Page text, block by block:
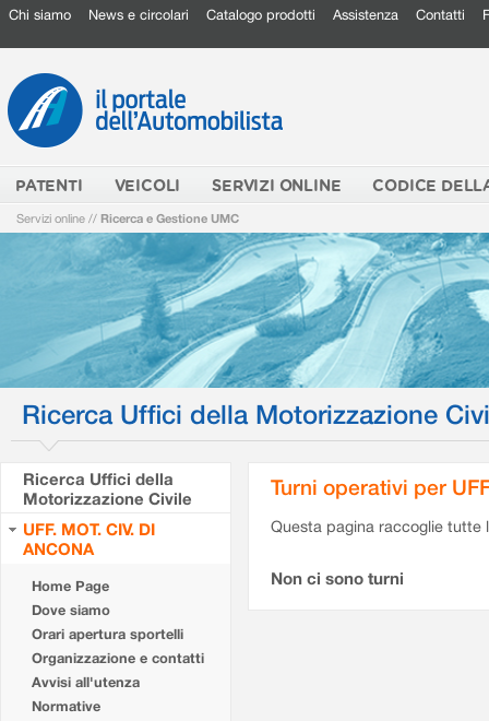
Chi siamo News e circolari Catalogo prodotti Assistenza Contatti
PATENTI VEICOLI SERVIZI ONLINE CODICE
Servizi online // Ricerca e Gestione UMC
Ricerca Uffici della Motorizzazione
Ricerca Uffici della
Motorizzazione Civile
UFF. MOT. CIV. DI
ANCONA
Home Page
Dove siamo
Orari apertura sportelli
Organizzazione e contatti
Avvisi all'utenza
Normative
Turni operativi per
Questa pagina raccoglie tutte
Non ci sono turni